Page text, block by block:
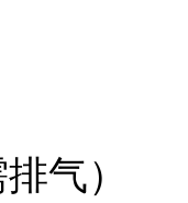
气）